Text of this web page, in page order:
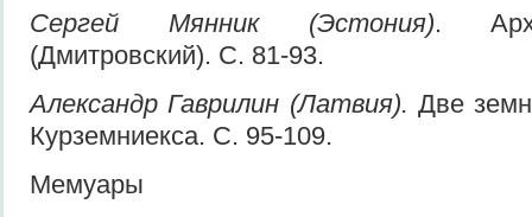
Сергей Мянник (Эстония).
(Дмитровский). С. 81-93.
Александр Гаврилин (Латвия). Две
Курземниекса. С. 95-109.
Мемуары